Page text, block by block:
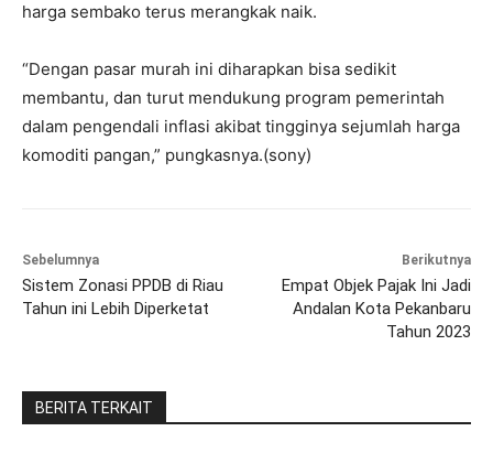
harga sembako terus merangkak naik.
“Dengan pasar murah ini diharapkan bisa sedikit
membantu, dan turut mendukung program pemerintah
dalam pengendali inflasi akibat tingginya sejumlah harga
komoditi pangan,” pungkasnya.(sony)
Sebelumnya
Sistem Zonasi PPDB di Riau
Tahun ini Lebih Diperketat
Berikutnya
Empat Objek Pajak Ini Jadi
Andalan Kota Pekanbaru
Tahun 2023
BERITA TERKAIT